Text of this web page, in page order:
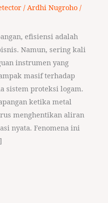
/ Ardhi Nugroho /
efisiensi adalah
Namun, sering kali
instrumen yang
masif terhadap
sistem proteksi logam.
ketika metal
menghentikan aliran
nyata. Fenomena ini